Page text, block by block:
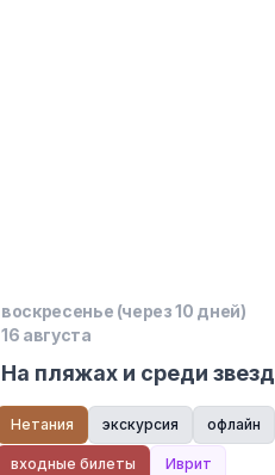
воскресенье (через 10 дней)
16 августа
На пляжах и среди звезд
Нетания экскурсия офлайн
входные билеты Иврит